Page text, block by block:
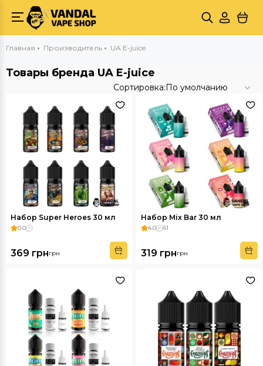
Главная Производитель UA E-juice
Товары бренда UA E-juice
Сортировка:По умолчанию
Набор Super Heroes 30 мл
0.0
369 грнгрн
Набор Mix Bar 30 мл
4.0 61
319 грнгрн